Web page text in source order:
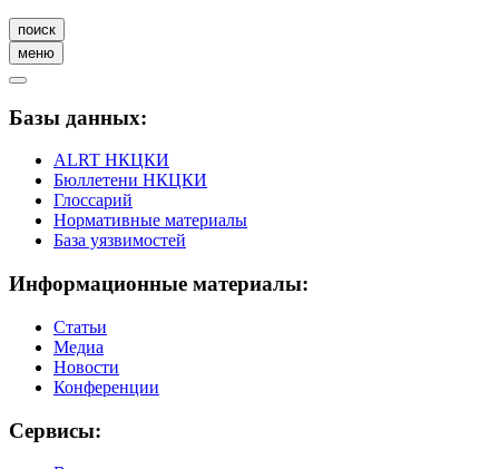
поиск
меню
Базы данных:
ALRT НКЦКИ
Бюллетени НКЦКИ
Глоссарий
Нормативные материалы
База уязвимостей
Информационные материалы:
Статьи
Медиа
Новости
Конференции
Сервисы: